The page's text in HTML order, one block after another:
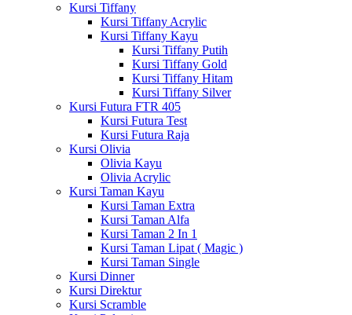
Kursi Tiffany
Kursi Tiffany Acrylic
Kursi Tiffany Kayu
Kursi Tiffany Putih
Kursi Tiffany Gold
Kursi Tiffany Hitam
Kursi Tiffany Silver
Kursi Futura FTR 405
Kursi Futura Test
Kursi Futura Raja
Kursi Olivia
Olivia Kayu
Olivia Acrylic
Kursi Taman Kayu
Kursi Taman Extra
Kursi Taman Alfa
Kursi Taman 2 In 1
Kursi Taman Lipat ( Magic )
Kursi Taman Single
Kursi Dinner
Kursi Direktur
Kursi Scramble